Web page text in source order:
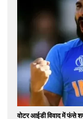
वोटर आईडी विवाद में फंसे